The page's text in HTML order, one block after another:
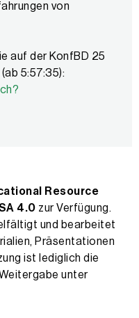
von
auf der KonfBD 25
5:57:35):
Resource
4.0 zur Verfügung.
und bearbeitet
Präsentationen
ist lediglich die
unter